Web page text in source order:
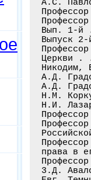
А.С.
Вып.
А.Д.
А.Д.
Н.М.
Н.И.
права в
3.Д.